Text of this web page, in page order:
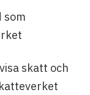
som
skatt och